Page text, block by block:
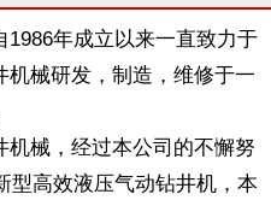
3
年成立以来一直致力于
械研发，制造，维修于一
械，经过本公司的不懈努
型高效液压气动钻井机，本